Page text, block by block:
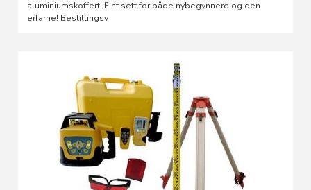
aluminiumskoffert. Fint sett for både nybegynnere og den
erfarne! Bestillingsv